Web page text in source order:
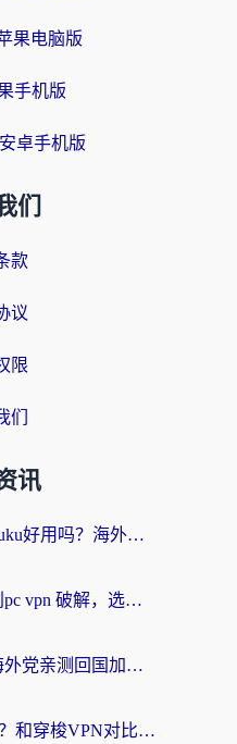
果电脑版
手机版
卓手机版
们
款
议
限
们
讯
ChickCN和Unblock Youku好用吗？海外党亲测3款回国加速器，附iOS免费选择指南
海外党避坑指南：告别pc vpn 破解，选对回国加速器轻松访问国内资源
穿梭和海龟哪个好？海外党亲测回国加速器，附电脑免费VPN推荐
Quickback VPN好用吗？和穿梭VPN对比哪个回国效果更好？海外党必看的真实测评与选择指南